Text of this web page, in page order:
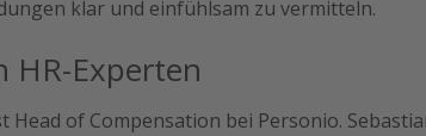
klar und einfühlsam zu vermitteln.
HR-Experten
Head of Compensation bei Personio.